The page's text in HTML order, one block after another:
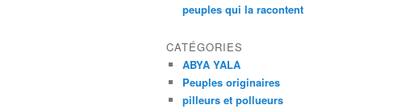
peuples qui la racontent
CATÉGORIES
ABYA YALA
Peuples originaires
pilleurs et pollueurs